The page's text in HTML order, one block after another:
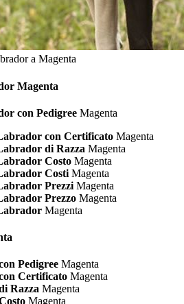
a Magenta
Magenta
con Pedigree Magenta
con Certificato Magenta
di Razza Magenta
Costo Magenta
Costi Magenta
Prezzi Magenta
Prezzo Magenta
Magenta
Pedigree Magenta
Certificato Magenta
Razza Magenta
Magenta